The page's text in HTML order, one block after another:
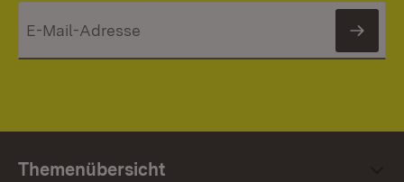
Themenübersicht